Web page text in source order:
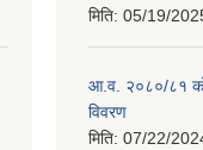
मिति: 05/19/
आ.व. २०८०/८१
विवरण
मिति: 07/22/